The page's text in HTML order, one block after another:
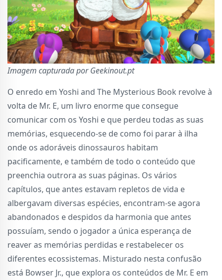
Imagem capturada por Geekinout.pt
O enredo em Yoshi and The Mysterious Book revolve à
volta de Mr. E, um livro enorme que consegue
comunicar com os Yoshi e que perdeu todas as suas
memórias, esquecendo-se de como foi parar à ilha
onde os adoráveis dinossauros habitam
pacificamente, e também de todo o conteúdo que
preenchia outrora as suas páginas. Os vários
capítulos, que antes estavam repletos de vida e
albergavam diversas espécies, encontram-se agora
abandonados e despidos da harmonia que antes
possuíam, sendo o jogador a única esperança de
reaver as memórias perdidas e restabelecer os
diferentes ecossistemas. Misturado nesta confusão
está Bowser Jr., que explora os conteúdos de Mr. E em